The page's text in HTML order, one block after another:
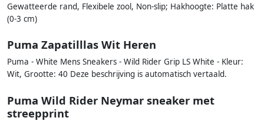
Gewatteerde rand, Flexibele zool, Non-slip; Hakhoogte: Platte hak
(0-3 cm)
Puma Zapatilllas Wit Heren
Puma - White Mens Sneakers - Wild Rider Grip LS White - Kleur:
Wit, Grootte: 40 Deze beschrijving is automatisch vertaald.
Puma Wild Rider Neymar sneaker met
streepprint